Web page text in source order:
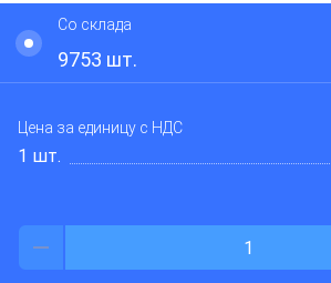
Fucon
Со склада
9753 шт.
Цена за единицу с НДС
1 шт.